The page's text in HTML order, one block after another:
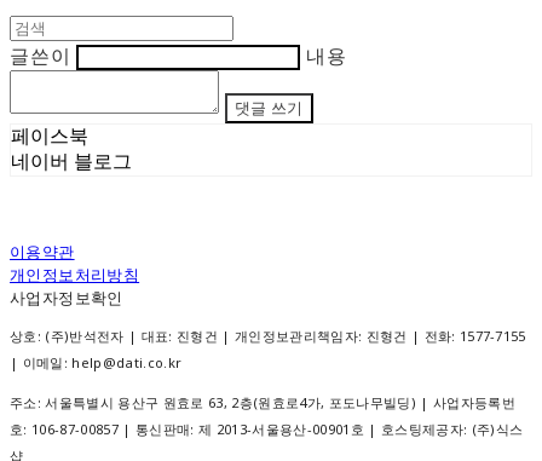
글쓴이 내용
댓글 쓰기
페이스북
네이버 블로그
이용약관
개인정보처리방침
사업자정보확인
상호: (주)반석전자 | 대표: 진형건 | 개인정보관리책임자: 진형건 | 전화: 1577-7155
| 이메일: help@dati.co.kr
주소: 서울특별시 용산구 원효로 63, 2층(원효로4가, 포도나무빌딩) | 사업자등록번
호: 106-87-00857| 통신판매: 제 2013-서울용산-00901호 | 호스팅제공자: (주)식스
샵